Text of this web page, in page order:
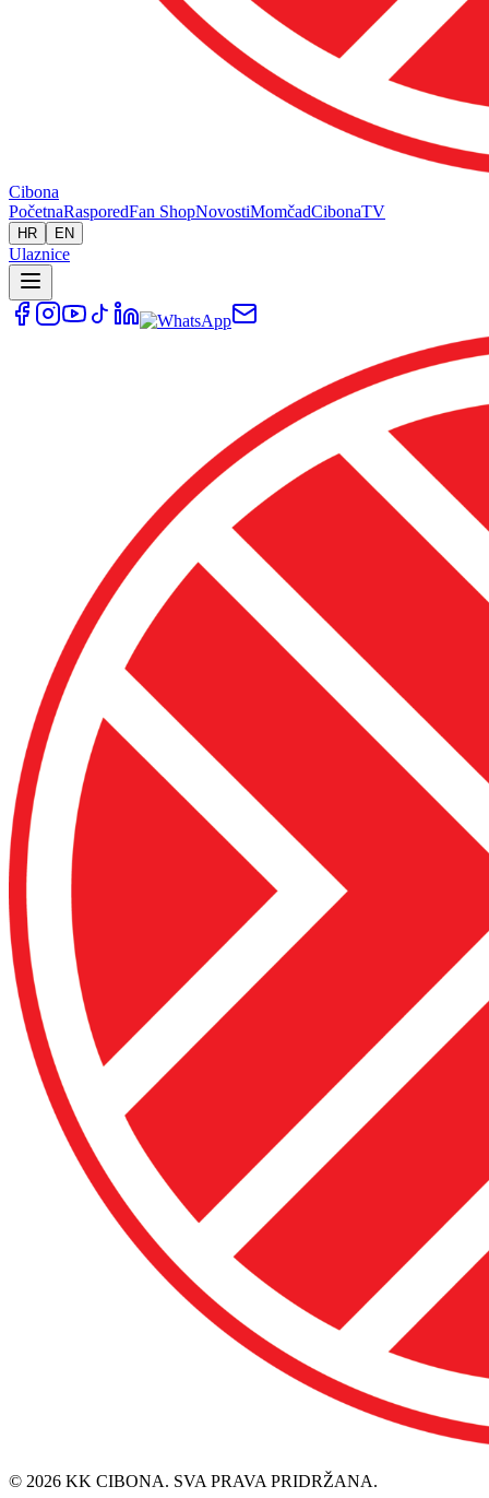
Cibona
PočetnaRasporedFan ShopNovostiMomčadCibonaTV
HR EN
Ulaznice
© 2026 KK CIBONA. SVA PRAVA PRIDRŽANA.